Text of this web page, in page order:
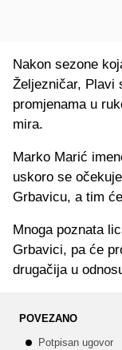
Nakon sezone
Željezničar, Plavi
promjenama u
mira.
Marko Marić
uskoro se
Grbavicu, a tim
Mnoga poznata
Grbavici, pa će
drugačija u
POVEZANO
Potpisan ugovor